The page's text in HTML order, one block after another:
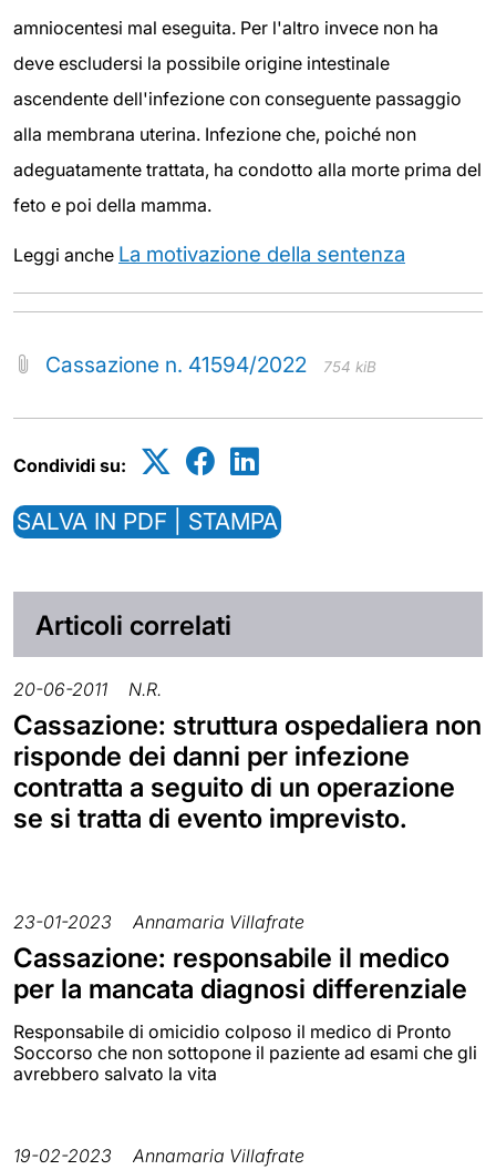
amniocentesi mal eseguita. Per l'altro invece non ha
deve escludersi la possibile origine intestinale
ascendente dell'infezione con conseguente passaggio
alla membrana uterina. Infezione che, poiché non
adeguatamente trattata, ha condotto alla morte prima del
feto e poi della mamma.
Leggi anche La motivazione della sentenza
Cassazione n. 41594/2022 754 kiB
Condividi su:
SALVA IN PDF | STAMPA
Articoli correlati
20-06-2011 N.R.
Cassazione: struttura ospedaliera non
risponde dei danni per infezione
contratta a seguito di un operazione
se si tratta di evento imprevisto.
23-01-2023 Annamaria Villafrate
Cassazione: responsabile il medico
per la mancata diagnosi differenziale
Responsabile di omicidio colposo il medico di Pronto
Soccorso che non sottopone il paziente ad esami che gli
avrebbero salvato la vita
19-02-2023 Annamaria Villafrate